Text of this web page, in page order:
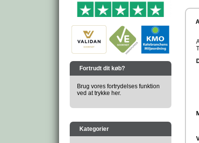
Fortrudt dit køb?
Brug vores fortrydelses funktion
ved at trykke her.
Kategorier